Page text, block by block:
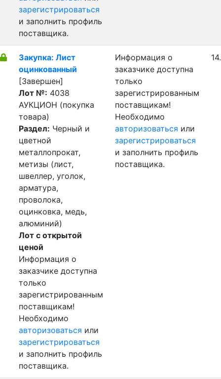
зарегистрироваться
и заполнить профиль
поставщика.
Закупка: Лист
оцинкованный
[Завершен]
Лот №: 4038
АУКЦИОН (покупка
товара)
Раздел: Черный и
цветной
металлопрокат,
метизы (лист,
швеллер, уголок,
арматура,
проволока,
оцинковка, медь,
алюминий)
Лот с открытой
ценой
Информация о
заказчике доступна
только
зарегистрированным
поставщикам!
Необходимо
авторизоваться или
зарегистрироваться
и заполнить профиль
поставщика.
Информация о
заказчике доступна
только
зарегистрированным
поставщикам!
Необходимо
авторизоваться или
зарегистрироваться
и заполнить профиль
поставщика.